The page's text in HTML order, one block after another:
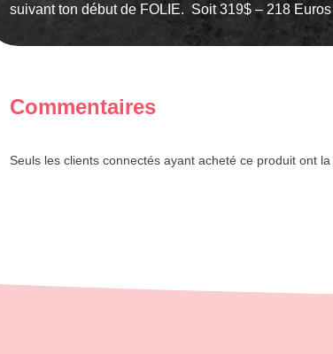
suivant ton début de FOLIE. Soit 319$ – 218
Commentaires
Seuls les clients connectés ayant acheté ce produit ont